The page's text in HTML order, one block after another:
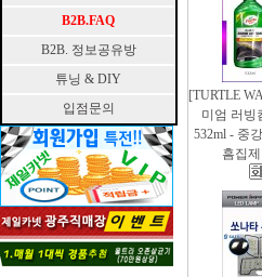
B2B.FAQ
B2B. 정보공유방
튜닝 & DIY
입점문의
[TURTLE
미엄 러빙
532ml - 중
흠집